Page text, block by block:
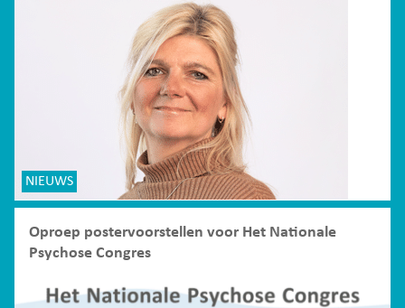
NIEUWS
Oproep postervoorstellen voor Het Nationale
Psychose Congres